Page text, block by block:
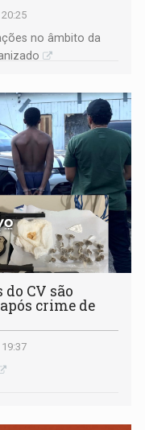
no âmbito da
do CV são
crime de